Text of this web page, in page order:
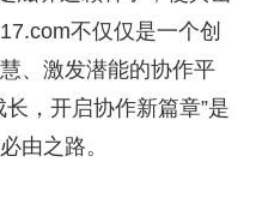
不仅仅是一个创
、激发潜能的协作平
，开启协作新篇章”是
由之路。